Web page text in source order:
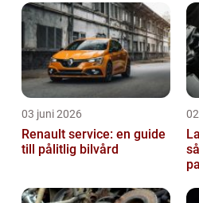
03 juni 2026
Renault service: en guide
till pålitlig bilvård